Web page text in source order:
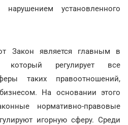
установленного
Закон является главным в
который регулирует все
таких правоотношений,
На основании этого
нормативно-правовые
игорную сферу. Среди